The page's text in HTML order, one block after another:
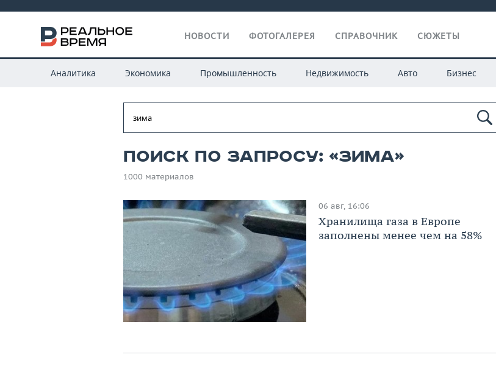
НОВОСТИ ФОТОГАЛЕРЕЯ СПРАВОЧНИК СЮЖЕТЫ
Аналитика Экономика Промышленность Недвижимость Авто Бизнес
Поиск по запросу: «зима»
1000 материалов
06 авг, 16:06
Хранилища газа в Европе
заполнены менее чем на 58%